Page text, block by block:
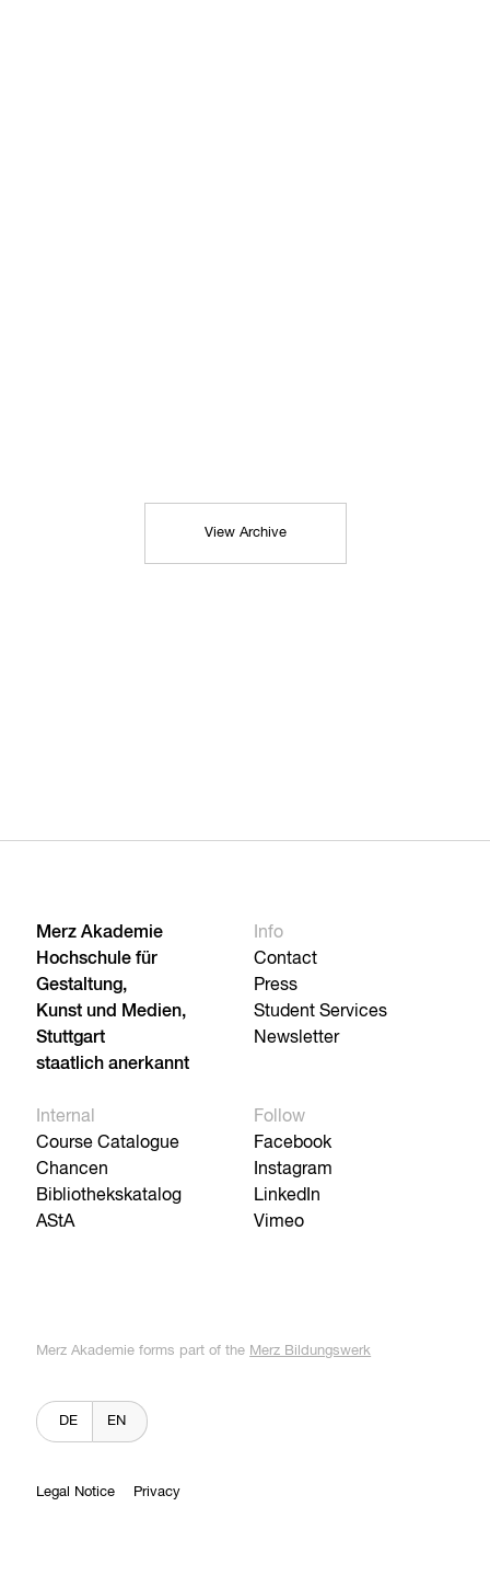
View Archive
Merz Akademie
Hochschule für
Gestaltung,
Kunst und Medien,
Stuttgart
staatlich anerkannt
Info
Contact
Press
Student Services
Newsletter
Internal
Course Catalogue
Chancen
Bibliothekskatalog
AStA
Follow
Facebook
Instagram
LinkedIn
Vimeo
Merz Akademie forms part of the Merz Bildungswerk
DE EN
Legal Notice Privacy